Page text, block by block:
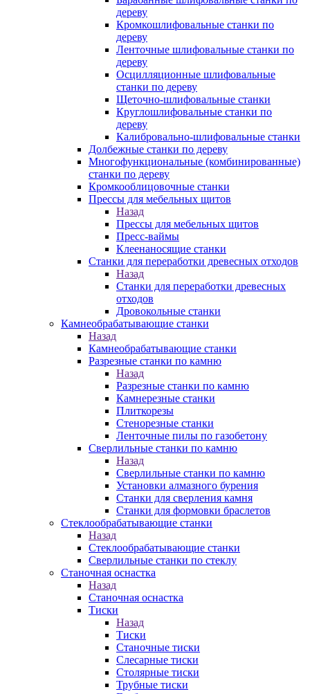
дереву
Кромкошлифовальные станки по
дереву
Ленточные шлифовальные станки по
дереву
Осцилляционные шлифовальные
станки по дереву
Щеточно-шлифовальные станки
Круглошлифовальные станки по
дереву
Калибровально-шлифовальные станки
Долбежные станки по дереву
Многофункциональные (комбинированные)
станки по дереву
Кромкооблицовочные станки
Прессы для мебельных щитов
Назад
Прессы для мебельных щитов
Пресс-ваймы
Клеенаносящие станки
Станки для переработки древесных отходов
Назад
Станки для переработки древесных
отходов
Дровокольные станки
Камнеобрабатывающие станки
Назад
Камнеобрабатывающие станки
Разрезные станки по камню
Назад
Разрезные станки по камню
Камнерезные станки
Плиткорезы
Стенорезные станки
Ленточные пилы по газобетону
Сверлильные станки по камню
Назад
Сверлильные станки по камню
Установки алмазного бурения
Станки для сверления камня
Станки для формовки браслетов
Стеклообрабатывающие станки
Назад
Стеклообрабатывающие станки
Сверлильные станки по стеклу
Станочная оснастка
Назад
Станочная оснастка
Тиски
Назад
Тиски
Станочные тиски
Слесарные тиски
Столярные тиски
Трубные тиски